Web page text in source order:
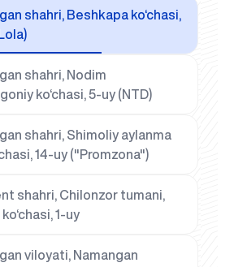
shahri, Beshkapa ko‘chasi,
shahri, Nodim
ko‘chasi, 5-uy (NTD)
shahri, Shimoliy aylanma
14-uy ("Promzona")
shahri, Chilonzor tumani,
1-uy
viloyati, Namangan